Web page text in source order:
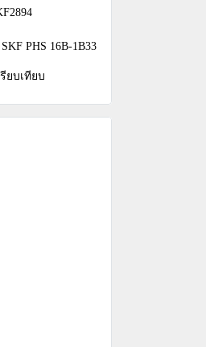
PHS 16B-1B33
ยบเทียบ